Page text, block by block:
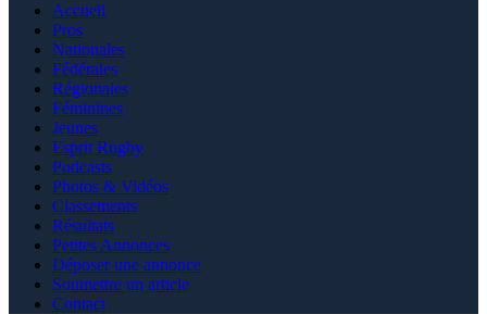
Accueil
Pros
Nationales
Fédérales
Régionales
Féminines
Jeunes
Esprit Rugby
Podcasts
Photos & Vidéos
Classements
Résultats
Petites Annonces
Déposer une annonce
Soumettre un article
Contact